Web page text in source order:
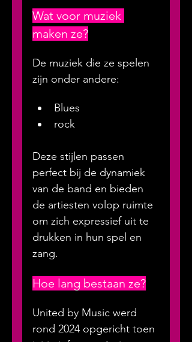
Wat voor muziek
maken ze?
De muziek die ze spelen
zijn onder andere:
Blues
rock
Deze stijlen passen
perfect bij de dynamiek
van de band en bieden
de artiesten volop ruimte
om zich expressief uit te
drukken in hun spel en
zang.
Hoe lang bestaan ze?
United by Music werd
rond 2024 opgericht toen